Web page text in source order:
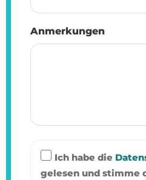
Anmerkungen
Ich habe die
gelesen und stimme